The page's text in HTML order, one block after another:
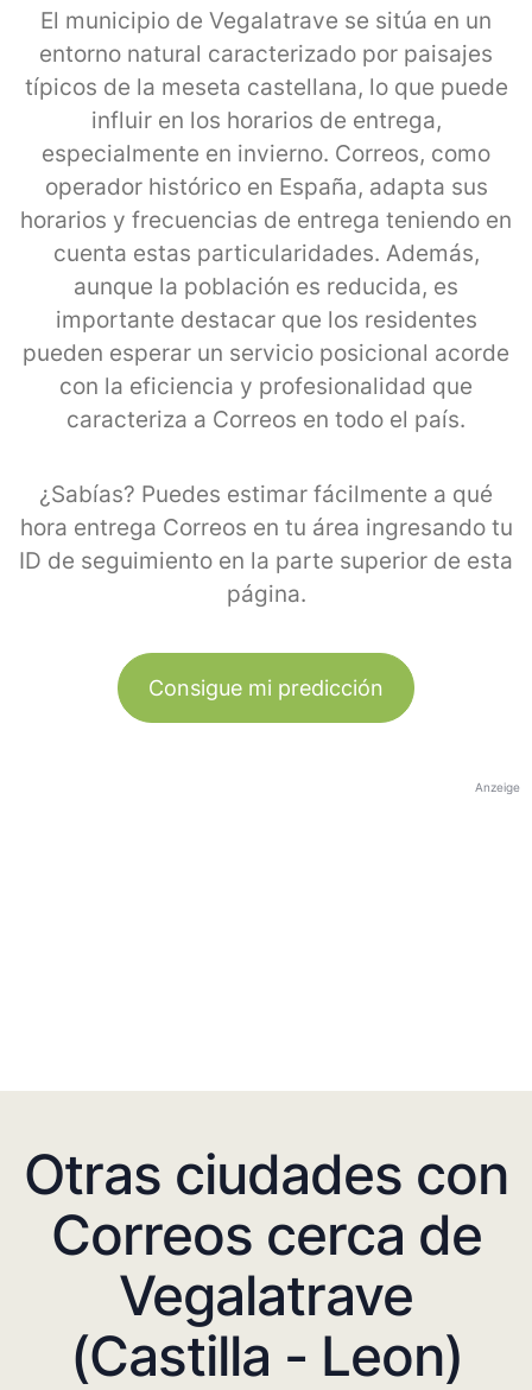
El municipio de Vegalatrave se sitúa en un
entorno natural caracterizado por paisajes
típicos de la meseta castellana, lo que puede
influir en los horarios de entrega,
especialmente en invierno. Correos, como
operador histórico en España, adapta sus
horarios y frecuencias de entrega teniendo en
cuenta estas particularidades. Además,
aunque la población es reducida, es
importante destacar que los residentes
pueden esperar un servicio posicional acorde
con la eficiencia y profesionalidad que
caracteriza a Correos en todo el país.
¿Sabías? Puedes estimar fácilmente a qué
hora entrega Correos en tu área ingresando tu
ID de seguimiento en la parte superior de esta
página.
Consigue mi predicción
Anzeige
Otras ciudades con
Correos cerca de
Vegalatrave
(Castilla - Leon)